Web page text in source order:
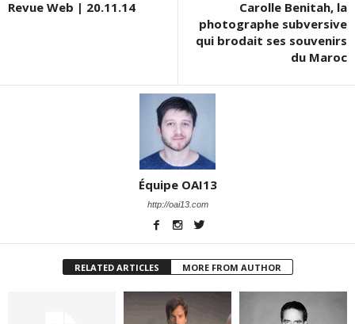
Revue Web | 20.11.14
Carolle Benitah, la
photographe subversive
qui brodait ses souvenirs
du Maroc
Équipe OAI13
http://oai13.com
RELATED ARTICLES MORE FROM AUTHOR